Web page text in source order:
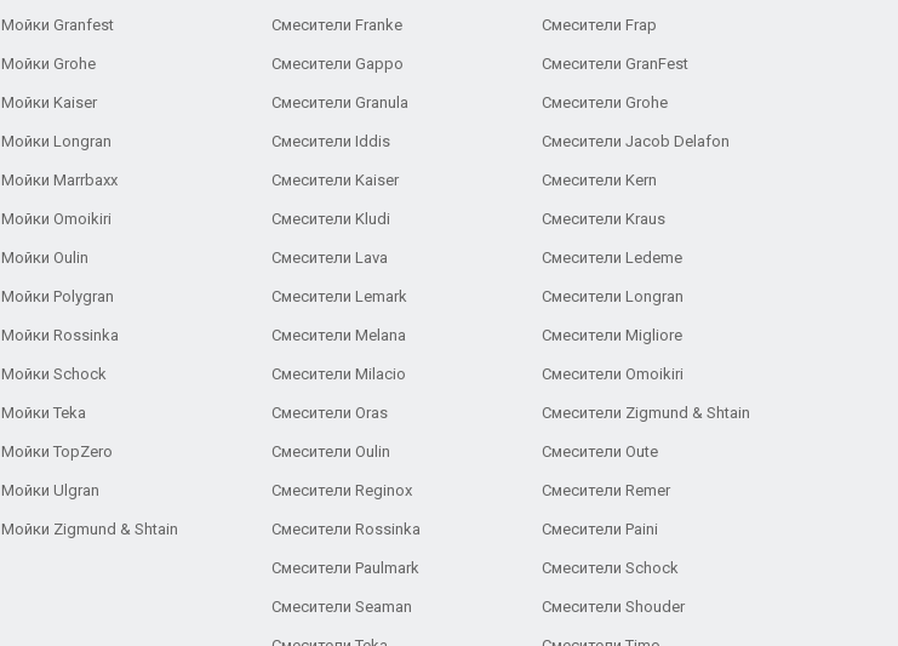
Мойки Granfest
Мойки Grohe
Мойки Kaiser
Мойки Longran
Мойки Marrbaxx
Мойки Omoikiri
Мойки Oulin
Мойки Polygran
Мойки Rossinka
Мойки Schock
Мойки Teka
Мойки TopZero
Мойки Ulgran
Мойки Zigmund & Shtain
Смесители Franke Смесители Frap
Смесители Gappo Смесители GranFest
Смесители Granula Смесители Grohe
Смесители Iddis Смесители Jacob Delafon
Смесители Kaiser Смесители Kern
Смесители Kludi Смесители Kraus
Смесители Lava Смесители Ledeme
Смесители Lemark Смесители Longran
Смесители Melana Смесители Migliore
Смесители Milacio Смесители Omoikiri
Смесители Oras Смесители Zigmund & Shtain
Смесители Oulin Смесители Oute
Смесители Reginox Смесители Remer
Смесители Rossinka Смесители Paini
Смесители Paulmark Смесители Schock
Смесители Seaman Смесители Shouder